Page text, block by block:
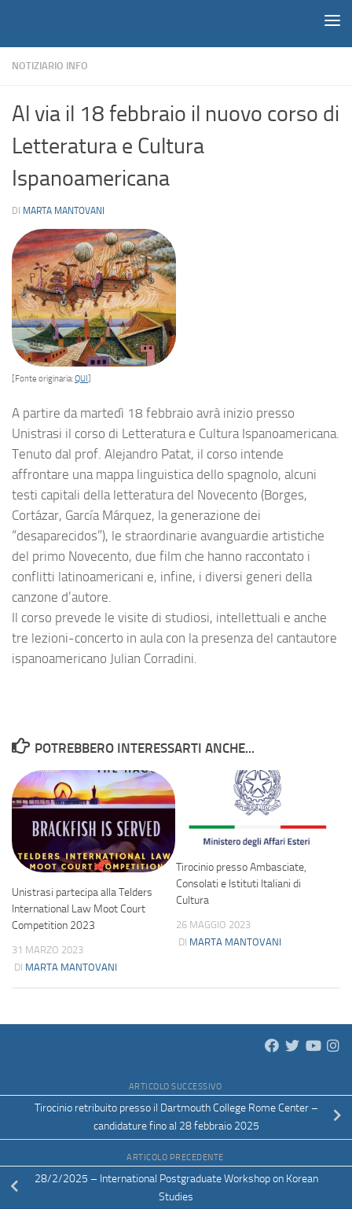
NOTIZIARIO INFO
Al via il 18 febbraio il nuovo corso di
Letteratura e Cultura
Ispanoamericana
DI MARTA MANTOVANI
[Fonte originaria:QUI
A partire da martedì 18 febbraio avrà inizio presso
Unistrasi il corso di Letteratura e Cultura Ispanoamericana.
Tenuto dal prof. Alejandro Patat, il corso intende
affrontare una mappa linguistica dello spagnolo, alcuni
testi capitali della letteratura del Novecento (Borges,
Cortázar, García Márquez, la generazione dei
“desaparecidos”), le straordinarie avanguardie artistiche
del primo Novecento, due film che hanno raccontato i
conflitti latinoamericani e, infine, i diversi generi della
canzone d’autore.
Il corso prevede le visite di studiosi, intellettuali e anche
tre lezioni-concerto in aula con la presenza del cantautore
ispanoamericano Julian Corradini.
POTREBBERO INTERESSARTI ANCHE...
Unistrasi partecipa alla Telders
International Law Moot Court
Competition 2023
31 MARZO 2023
DI MARTA MANTOVANI
Tirocinio presso Ambasciate,
Consolati e Istituti Italiani di
Cultura
26 MAGGIO 2023
DI MARTA MANTOVANI
ARTICOLO SUCCESSIVO
Tirocinio retribuito presso il Dartmouth College Rome Center –
candidature fino al 28 febbraio 2025
ARTICOLO PRECEDENTE
28/2/2025 – International Postgraduate Workshop on Korean
Studies